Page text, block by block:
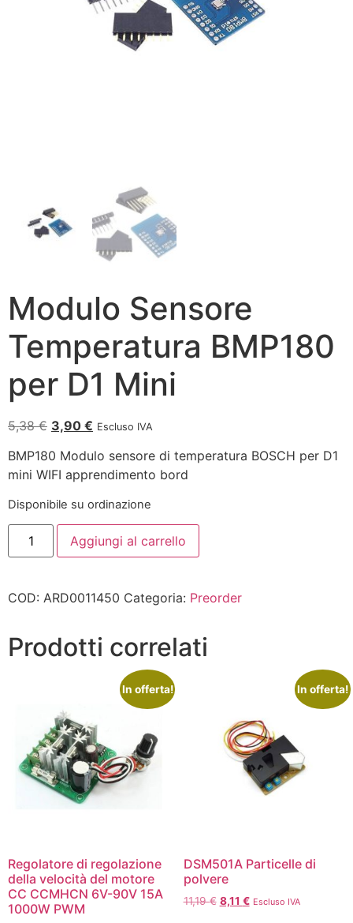
Modulo Sensore
Temperatura BMP180
per D1 Mini
5,38€ 3,90 € Escluso IVA
BMP180 Modulo sensore di temperatura BOSCH per D1
mini WIFI apprendimento bord
Disponibile su ordinazione
Aggiungi al carrello
COD: ARD0011450 Categoria: Preorder
Prodotti correlati
In offerta!
Regolatore di regolazione
della velocità del motore
CC CCMHCN 6V-90V 15A
1000W PWM
In offerta!
DSM501A Particelle di
polvere
11,19€ 8,11 € Escluso IVA